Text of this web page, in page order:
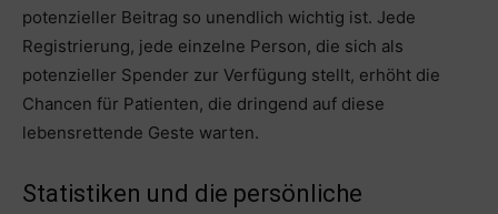
potenzieller Beitrag so unendlich wichtig ist. Jede
Registrierung, jede einzelne Person, die sich als
potenzieller Spender zur Verfügung stellt, erhöht die
Chancen für Patienten, die dringend auf diese
lebensrettende Geste warten.
Statistiken und die persönliche